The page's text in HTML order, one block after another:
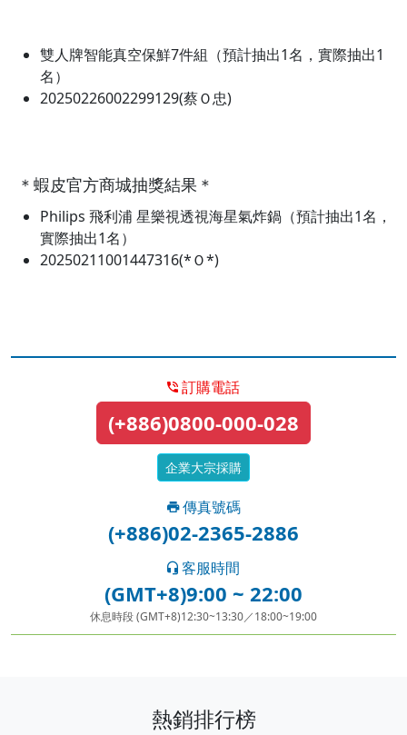
雙人牌智能真空保鮮7件組（預計抽出1名，實際抽出1
名）
20250226002299129(蔡Ｏ忠)
＊蝦皮官方商城抽獎結果＊
Philips 飛利浦 星樂視透視海星氣炸鍋（預計抽出1名，
實際抽出1名）
20250211001447316(*Ｏ*)
訂購電話
(+886)0800-000-028
企業大宗採購
傳真號碼
(+886)02-2365-2886
客服時間
(GMT+8)9:00 ~ 22:00
休息時段 (GMT+8)12:30~13:30／18:00~19:00
熱銷排行榜